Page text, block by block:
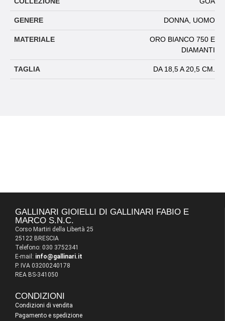
GENERE DONNA UOMO
MATERIALE
ORO BIANCO 750 E
DIAMANTI
TAGLIA DA 18,5 A 20,5 CM.
GALLINARI GIOIELLI DI GALLINARI FABIO E
MARCO S.N.C.
Corso Martiri della Libertà 25
25122 BRESCIA
Telefono: 030 3752341
E-mail: info@gallinari.it
P. IVA 03200240178
REA BS-341050
CONDIZIONI
Condizioni di vendita
Pagamento e spedizione